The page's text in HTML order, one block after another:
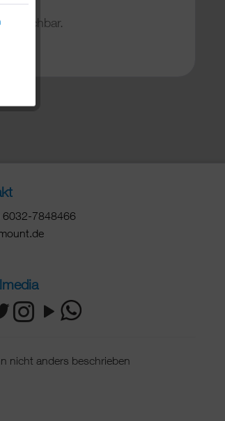
erreichbar.
6032-7848466
nicht anders beschrieben